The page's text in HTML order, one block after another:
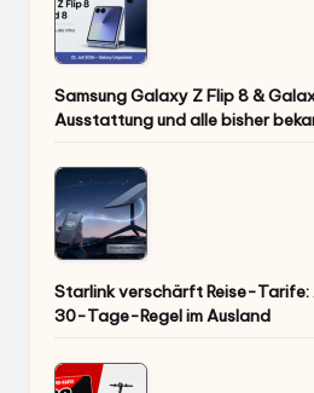
Samsung Galaxy Z Flip 8 &
Ausstattung und alle bisher
Starlink verschärft Reise-Tarife:
30-Tage-Regel im Ausland